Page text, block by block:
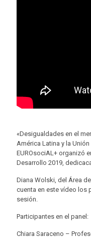
«Desigualdades en el
América Latina y la
EUROsociAL+ organizó
Desarrollo 2019,
Diana Wolski, del Área
cuenta en este vídeo los
sesión.
Participantes en el panel:
Chiara Saraceno –